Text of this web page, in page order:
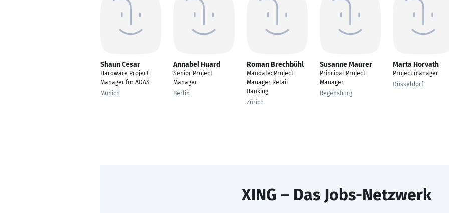
Shaun Cesar
Hardware Project
Manager for ADAS
Munich
Annabel Huard
Senior Project
Manager
Berlin
Roman Brechbühl
Mandate: Project
Manager Retail
Banking
Zürich
Susanne Maurer
Principal Project
Manager
Regensburg
Marta Horvath
Project manager
Düsseldorf
XING – Das Jobs-Netzwerk